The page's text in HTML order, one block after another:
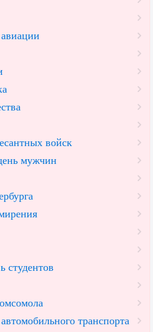
войск
мужчин
студентов
транспорта